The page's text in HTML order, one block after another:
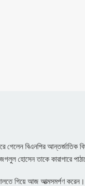
গেলেন বিএনপির
হোসেন তাকে কারাগারে
গিয়ে আজ আত্মসমর্পণ